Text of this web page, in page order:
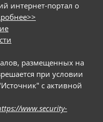
интернет-портал о
размещенных на
при условии
с активной
www.security-